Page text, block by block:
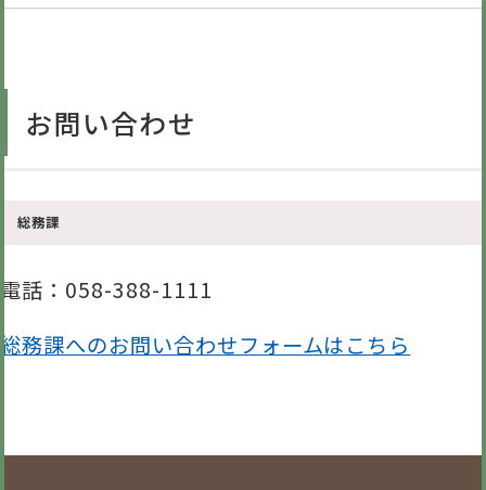
お問い合わせ
総務課
電話 ：058-388-1111
総務課へのお問い合わせフォームはこちら